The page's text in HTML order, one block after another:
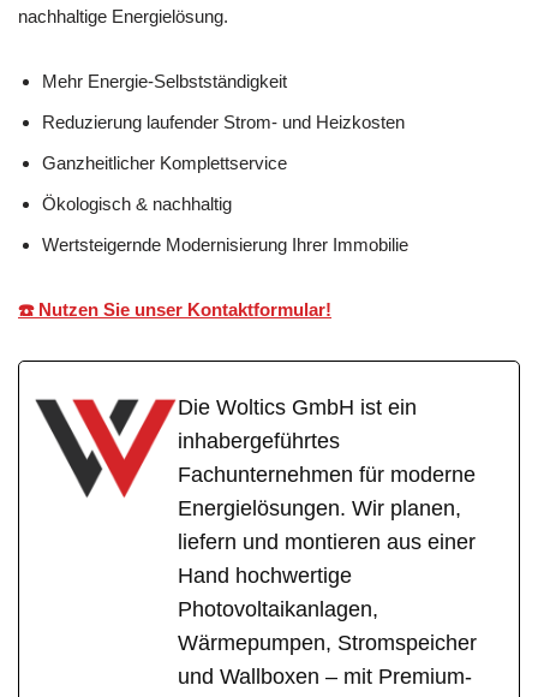
nachhaltige Energielösung.
Mehr Energie-Selbstständigkeit
Reduzierung laufender Strom- und Heizkosten
Ganzheitlicher Komplettservice
Ökologisch & nachhaltig
Wertsteigernde Modernisierung Ihrer Immobilie
☎️ Nutzen Sie unser Kontaktformular!
Die Woltics GmbH ist ein
inhabergeführtes
Fachunternehmen für moderne
Energielösungen. Wir planen,
liefern und montieren aus einer
Hand hochwertige
Photovoltaikanlagen,
Wärmepumpen, Stromspeicher
und Wallboxen – mit Premium-